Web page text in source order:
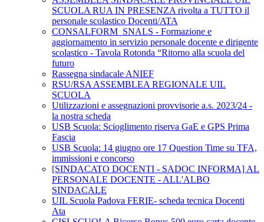
SCUOLA RUA IN PRESENZA rivolta a TUTTO il
personale scolastico Docenti/ATA
CONSALFORM_SNALS - Formazione e
aggiornamento in servizio personale docente e dirigente
scolastico - Tavola Rotonda “Ritorno alla scuola del
futuro
Rassegna sindacale ANIEF
RSU/RSA ASSEMBLEA REGIONALE UIL
SCUOLA
Utilizzazioni e assegnazioni provvisorie a.s. 2023/24 -
la nostra scheda
USB Scuola: Scioglimento riserva GaE e GPS Prima
Fascia
USB Scuola: 14 giugno ore 17 Question Time su TFA,
immissioni e concorso
[SINDACATO DOCENTI - SADOC INFORMA] AL
PERSONALE DOCENTE - ALL'ALBO
SINDACALE
UIL Scuola Padova FERIE- scheda tecnica Docenti
Ata